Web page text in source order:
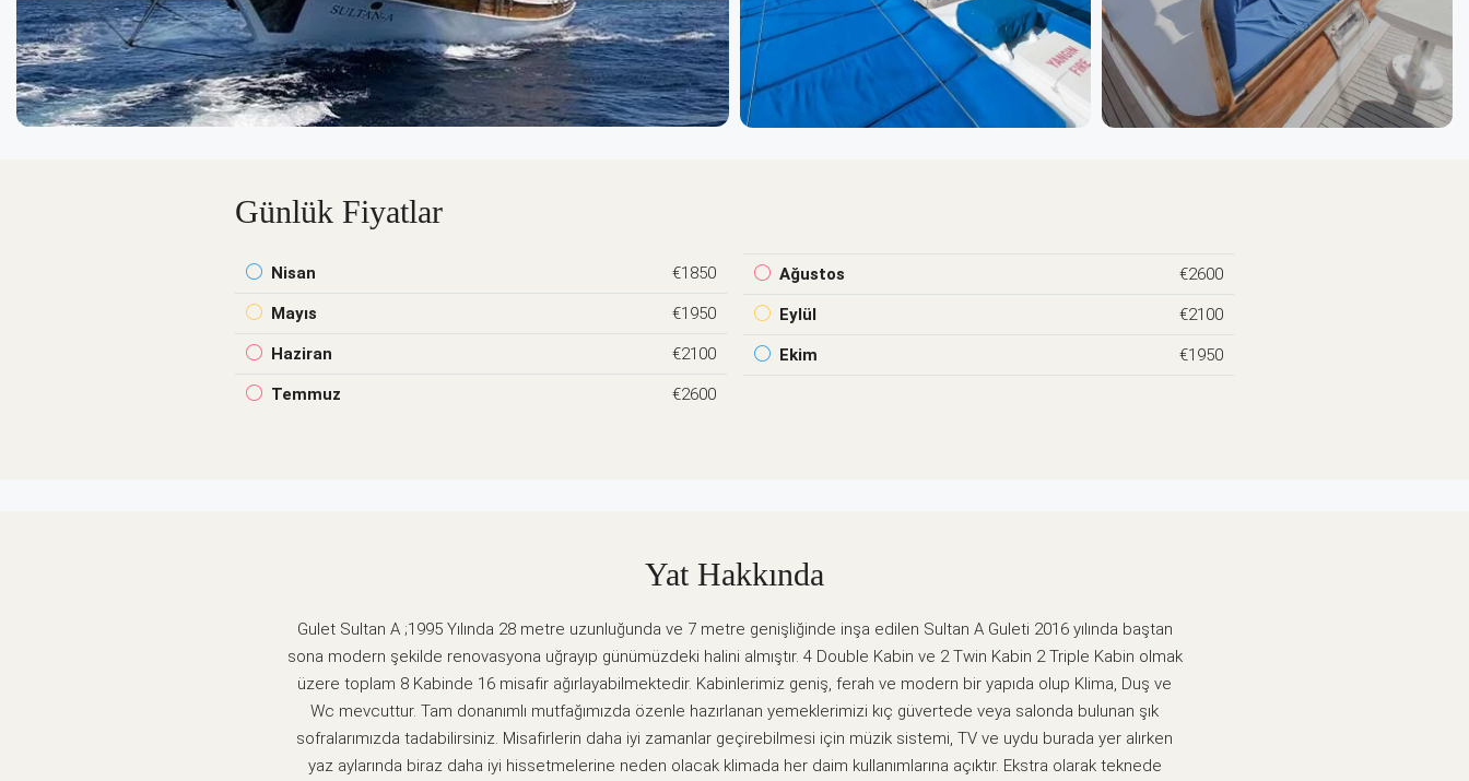
Günlük Fiyatlar
Nisan €1850
Mayıs €1950
Haziran €2100
Temmuz €2600
Ağustos €2600
Eylül €2100
Ekim €1950
Yat Hakkında
Gulet Sultan A ;1995 Yılında 28 metre uzunluğunda ve 7 metre genişliğinde inşa edilen Sultan A Guleti 2016 yılında baştan
sona modern şekilde renovasyona uğrayıp günümüzdeki halini almıştır. 4 Double Kabin ve 2 Twin Kabin 2 Triple Kabin olmak
üzere toplam 8 Kabinde 16 misafir ağırlayabilmektedir. Kabinlerimiz geniş, ferah ve modern bir yapıda olup Klima, Duş ve
Wc mevcuttur. Tam donanımlı mutfağımızda özenle hazırlanan yemeklerimizi kıç güvertede veya salonda bulunan şık
sofralarımızda tadabilirsiniz. Misafirlerin daha iyi zamanlar geçirebilmesi için müzik sistemi, TV ve uydu burada yer alırken
yaz aylarında biraz daha iyi hissetmelerine neden olacak klimada her daim kullanımlarına açıktır. Ekstra olarak teknede